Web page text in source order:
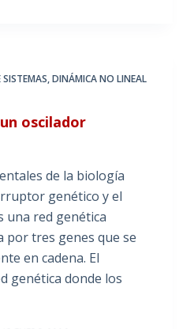
,DINÁMICA NO LINEAL
oscilador
de la biología
genético y el
una red genética
por tres genes que se
en cadena. El
genética donde los